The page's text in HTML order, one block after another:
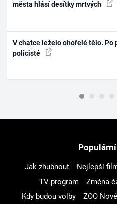
města hlásí desítky mrtvých
V chatce leželo ohořelé tělo. Po
policisté
Jak zhubnout Nejlepší
TV program
Změna
Kdy budou volby
ZOO